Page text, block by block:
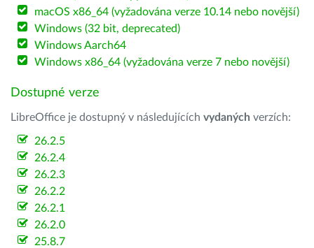
macOS x86_64 (vyžadována verze 10.14 nebo novější)
Windows (32 bit, deprecated)
Windows Aarch64
Windows x86_64 (vyžadována verze 7 nebo novější)
Dostupné verze
LibreOffice je dostupný v následujících vydaných verzích:
26.2.5
26.2.4
26.2.3
26.2.2
26.2.1
26.2.0
25.8.7